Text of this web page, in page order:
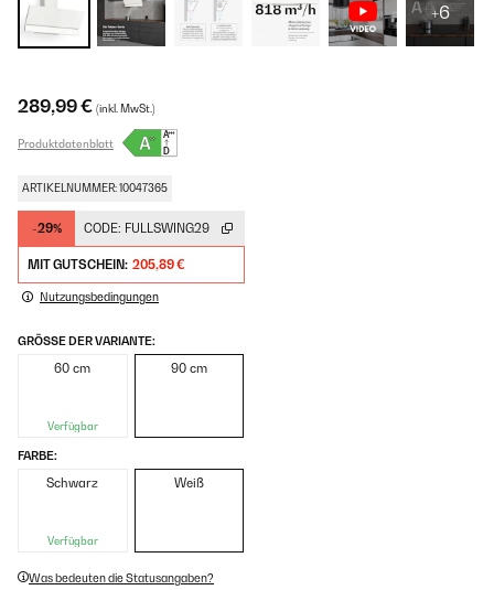
+6
289,99 € (inkl. MwSt.)
Produktdatenblatt
ARTIKELNUMMER: 10047365
-29% CODE: FULLSWING29
MIT GUTSCHEIN: 205,89 €
Nutzungsbedingungen
GRÖSSE DER VARIANTE:
60 cm
Verfügbar
90 cm
FARBE:
Schwarz
Verfügbar
Weiß
Was bedeuten die Statusangaben?